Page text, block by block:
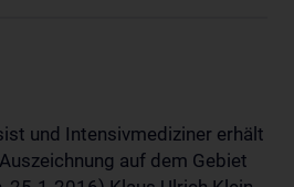
und Intensivmediziner erhält
auf dem Gebiet